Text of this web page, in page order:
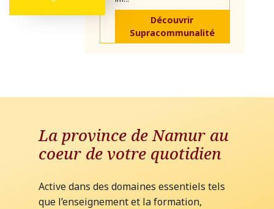
Découvrir
Supracommunalité
La province de Namur au
coeur de votre quotidien
Active dans des domaines essentiels tels
que l’enseignement et la formation,